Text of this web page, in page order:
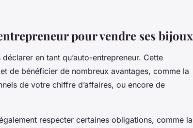
pour vendre ses bijoux
en tant qu’auto-entrepreneur. Cette
de bénéficier de nombreux avantages, comme la
de votre chiffre d’affaires, ou encore de
respecter certaines obligations, comme la